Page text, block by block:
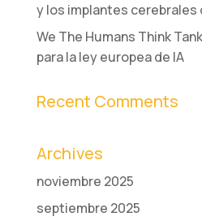
y los implantes cerebrales
We The Humans Think
para la ley europea de IA
Recent Comments
Archives
noviembre 2025
septiembre 2025